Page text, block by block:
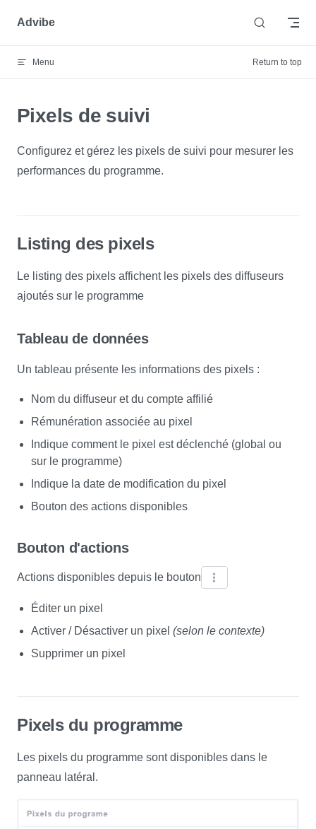
Skip to content
Advibe
Menu Return to top
Pixels de suivi
Configurez et gérez les pixels de suivi pour mesurer les
performances du programme.
Listing des pixels
Le listing des pixels affichent les pixels des diffuseurs
ajoutés sur le programme
Tableau de données
Un tableau présente les informations des pixels :
Nom du diffuseur et du compte affilié
Rémunération associée au pixel
Indique comment le pixel est déclenché (global ou
sur le programme)
Indique la date de modification du pixel
Bouton des actions disponibles
Bouton d'actions
Actions disponibles depuis le bouton
Éditer un pixel
Activer / Désactiver un pixel (selon le contexte)
Supprimer un pixel
Pixels du programme
Les pixels du programme sont disponibles dans le
panneau latéral.